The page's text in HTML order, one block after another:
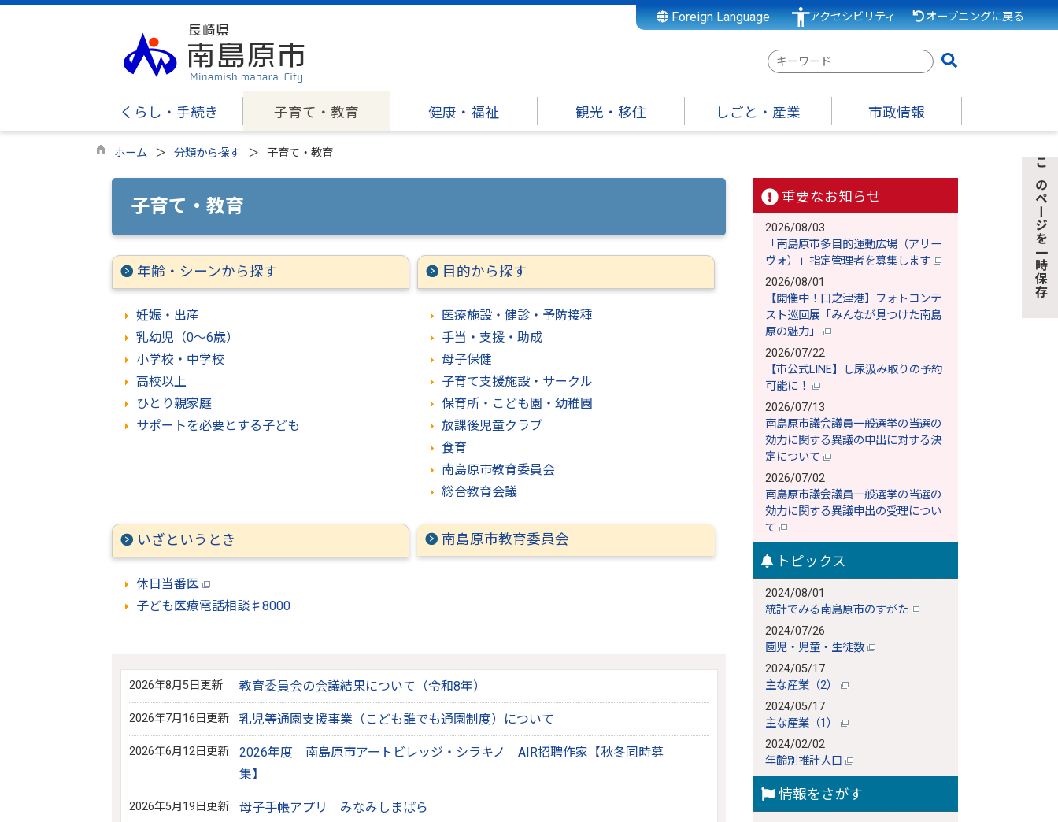
Foreign Language アクセシビリティ オープニングに戻る
検
ー
ワ
くらし・手続き 子育て・教育 健康・福祉 観光・移住 しごと・産業 市政情報
ホーム 分類から探す 子育て・教育
子育て・教育
年齢・シーンから探す
妊娠・出産
乳幼児（0～6歳）
小学校・中学校
高校以上
ひとり親家庭
サポートを必要とする子ども
目的から探す
医療施設・健診・予防接種
手当・支援・助成
母子保健
子育て支援施設・サークル
保育所・こども園・幼稚園
放課後児童クラブ
食育
南島原市教育委員会
総合教育会議
いざというとき
休日当番医
子ども医療電話相談♯8000
南島原市教育委員会
2026年8月5日更新 教育委員会の会議結果について（令和8年）
2026年7月16日更新 乳児等通園支援事業（こども誰でも通園制度）について
2026年6月12日更新
2026年度 南島原市アートビレッジ・シラキノ AIR招聘作家【秋冬同時募
集】
2026年5月19日更新 母子手帳アプリ みなみしまばら
重要なお知らせ
2026/08/03
「南島原市多目的運動広場（アリー
ヴォ）」指定管理者を募集します
2026/08/01
【開催中！口之津港】フォトコンテ
スト巡回展「みんなが見つけた南島
原の魅力」
2026/07/22
【市公式LINE】し尿汲み取りの予約
可能に！
2026/07/13
南島原市議会議員一般選挙の当選の
効力に関する異議の申出に対する決
定について
2026/07/02
南島原市議会議員一般選挙の当選の
効力に関する異議申出の受理につい
て
トピックス
2024/08/01
統計でみる南島原市のすがた
2024/07/26
園児・児童・生徒数
2024/05/17
主な産業（2）
2024/05/17
主な産業（1）
2024/02/02
年齢別推計人口
情報をさがす
このページを一時保存